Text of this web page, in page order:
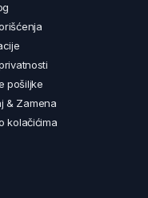
pošiljke
& Zamena
kolačićima